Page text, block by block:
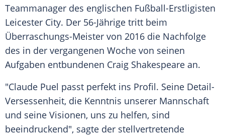
Teammanager des englischen Fußball-Erstligisten
Leicester City. Der 56-Jährige tritt beim
Überraschungs-Meister von 2016 die Nachfolge
des in der vergangenen Woche von seinen
Aufgaben entbundenen Craig Shakespeare an.
"Claude Puel passt perfekt ins Profil. Seine Detail-
Versessenheit, die Kenntnis unserer Mannschaft
und seine Visionen, uns zu helfen, sind
beeindruckend", sagte der stellvertretende